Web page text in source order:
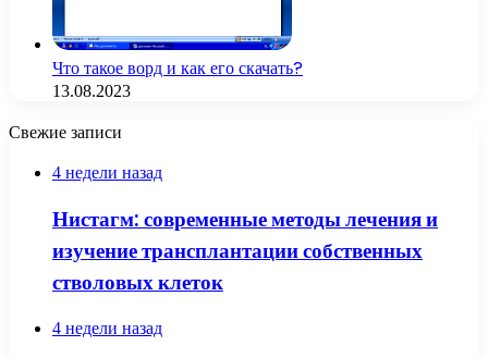
Что такое ворд и как его скачать?
13.08.2023
Свежие записи
4 недели назад
Нистагм: современные методы лечения и
изучение трансплантации собственных
стволовых клеток
4 недели назад